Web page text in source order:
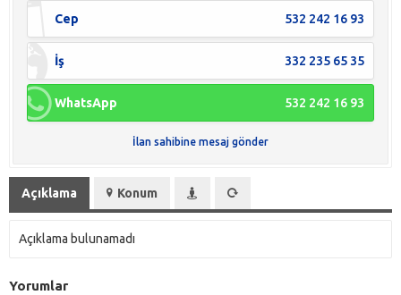
Cep 532 242 16 93
İş 332 235 65 35
WhatsApp 532 242 16 93
İlan sahibine mesaj gönder
Açıklama Konum
Açıklama bulunamadı
Yorumlar